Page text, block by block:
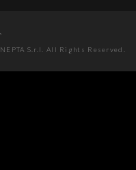
NEPTA S.r.l. All Rights Reserved.